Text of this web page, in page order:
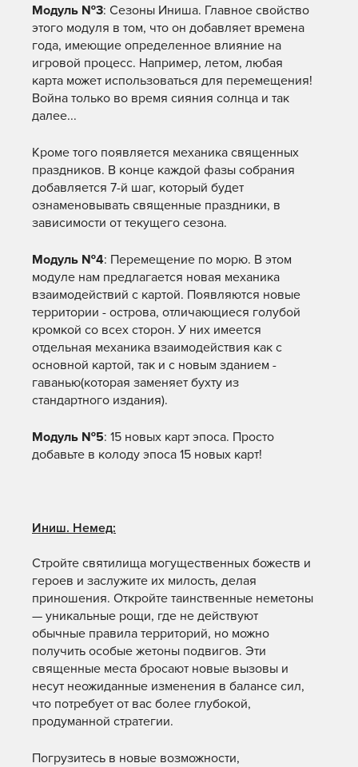
Модуль №3: Сезоны Иниша. Главное свойство
этого модуля в том, что он добавляет времена
года, имеющие определенное влияние на
игровой процесс. Например, летом, любая
карта может использоваться для перемещения!
Война только во время сияния солнца и так
далее...
Кроме того появляется механика священных
праздников. В конце каждой фазы собрания
добавляется 7-й шаг, который будет
ознаменовывать священные праздники, в
зависимости от текущего сезона.
Модуль №4: Перемещение по морю. В этом
модуле нам предлагается новая механика
взаимодействий с картой. Появляются новые
территории - острова, отличающиеся голубой
кромкой со всех сторон. У них имеется
отдельная механика взаимодействия как с
основной картой, так и с новым зданием -
гаванью(которая заменяет бухту из
стандартного издания).
Модуль №5: 15 новых карт эпоса. Просто
добавьте в колоду эпоса 15 новых карт!
Иниш. Немед:
Стройте святилища могущественных божеств и
героев и заслужите их милость, делая
приношения. Откройте таинственные неметоны
— уникальные рощи, где не действуют
обычные правила территорий, но можно
получить особые жетоны подвигов. Эти
священные места бросают новые вызовы и
несут неожиданные изменения в балансе сил,
что потребует от вас более глубокой,
продуманной стратегии.
Погрузитесь в новые возможности,